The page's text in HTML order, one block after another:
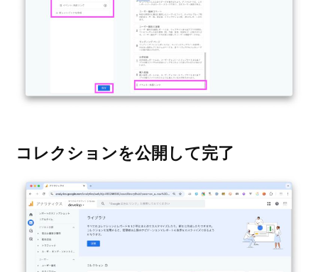
コレクションを公開して完了